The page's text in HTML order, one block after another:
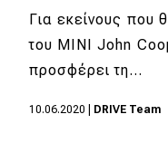
Για εκείνους που
του MINI John
προσφέρει τη…
10.06.2020 DRIVE Team